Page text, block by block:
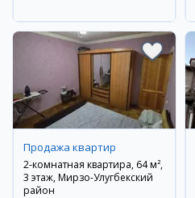
Продажа квартир
2-комнатная квартира, 64 м²,
3 этаж, Мирзо-Улугбекский
район